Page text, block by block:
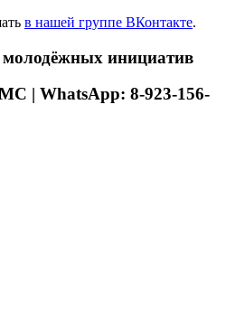
в нашей группе ВКонтакте.
молодёжных инициатив
| WhatsApp: 8-923-156-